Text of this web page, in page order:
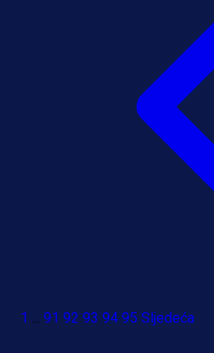
1 ... 91 92 93 94 95 Sljedeća